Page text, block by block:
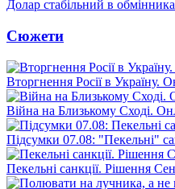
Долар стабільний в
Сюжети
Вторгнення Росії в Україну.
Війна на Близькому Сході.
Підсумки 07.08: "Пекельні"
Пекельні санкції. Рішення